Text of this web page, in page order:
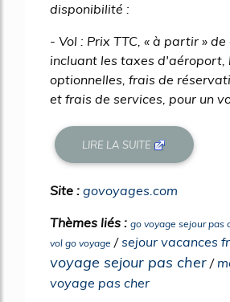
disponibilité :
- Vol : Prix TTC, « à partir »
incluant les taxes d'aéroport,
optionnelles, frais de
et frais de services, pour un
LIRE LA SUITE
Site : govoyages.com
Thèmes liés : go voyage sejour pas
vol go voyage /sejour vacances
voyage sejour pas cher /
voyage pas cher